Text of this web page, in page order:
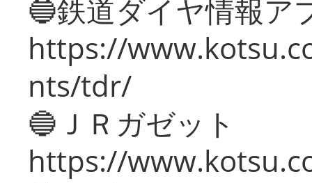
🔵鉄道ダイヤ情報ア
https://
nts/tdr/
🔵ＪＲガゼット
https://